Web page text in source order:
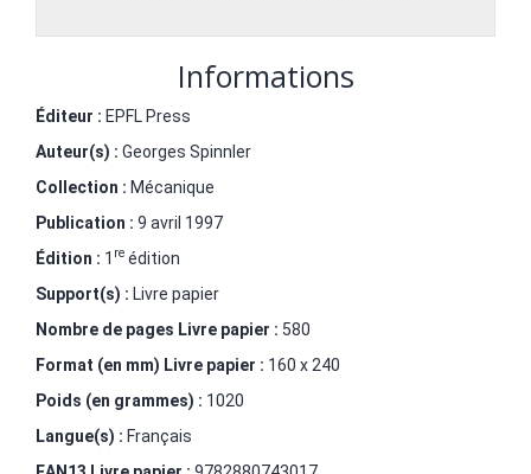
Informations
Éditeur : EPFL Press
Auteur(s) : Georges Spinnler
Collection : Mécanique
Publication : 9 avril 1997
Édition : 1 re édition
Support(s) : Livre papier
Nombre de pages Livre papier : 580
Format (en mm) Livre papier : 160 x 240
Poids (en grammes) : 1020
Langue(s) : Français